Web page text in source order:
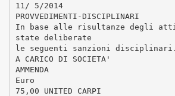
11/ 5/2014
PROVVEDIMENTI-DISCIPLINARI
In base alle risultanze degli
state deliberate
le seguenti sanzioni disciplinari.
A CARICO DI SOCIETA'
AMMENDA
Euro
75,00 UNITED CARPI